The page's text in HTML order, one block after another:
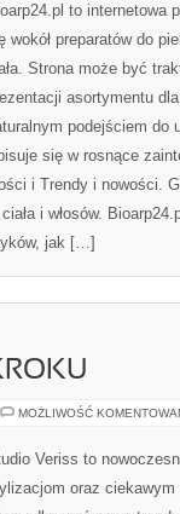
to internetowa
wokół preparatów do
Strona może być
asortymentu
podejściem do
się w rosnące
i Trendy i nowości.
i włosów.
jak […]
MOŻLIWOŚĆ
Veriss to
oraz ciekawym